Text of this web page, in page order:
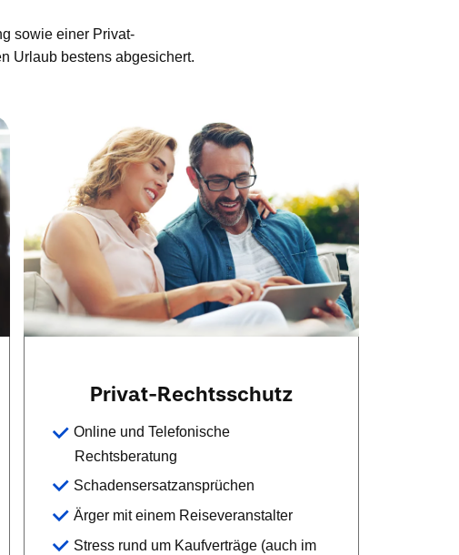
sowie einer Privat-
Urlaub bestens abgesichert.
Privat-Rechtsschutz
Online und Telefonische
Rechtsberatung
Schadensersatzansprüchen
Ärger mit einem Reiseveranstalter
Stress rund um Kaufverträge (auch im